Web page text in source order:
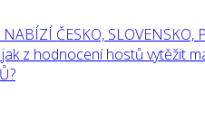
ČESKO, SLOVENSKO,
jak z hodnocení hostů vytěžit